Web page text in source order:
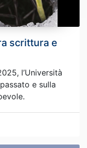
scrittura e
l’Università
e sulla